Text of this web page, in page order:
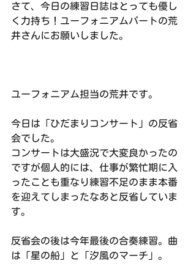
さて、今日の練習日誌はとっても優し
く力持ち！ユーフォニアムパートの荒
井さんにお願いしました。
ユーフォニアム担当の荒井です。
今日は「ひだまりコンサート」の反省
会でした。
コンサートは大盛況で大変良かったの
ですが個人的には、仕事が繁忙期に入
ったことも重なり練習不足のまま本番
を迎えてしまったなあと反省していま
す。
反省会の後は今年最後の合奏練習。曲
は「星の船」と「汐風のマーチ」。